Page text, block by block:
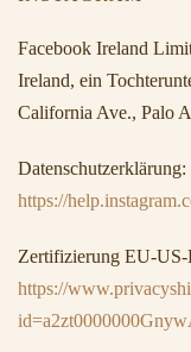
Facebook Ireland
Ireland, ein
California Ave., Palo
Datenschutzerklärung:
https://
Zertifizierung EU-US-
https://